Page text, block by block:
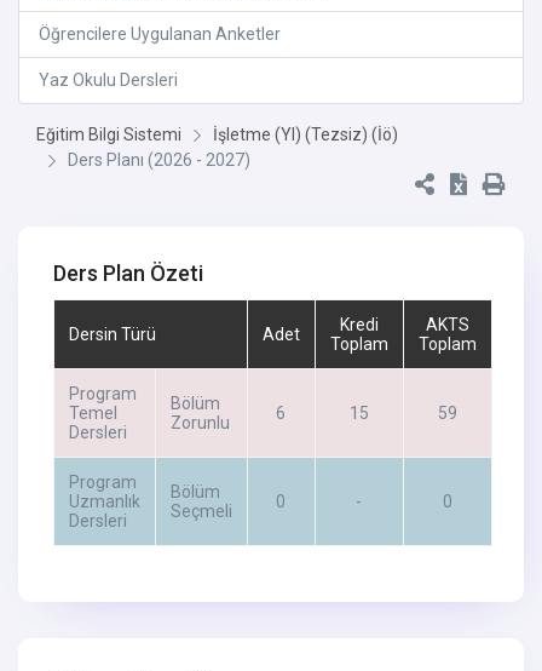
Öğrencilere Uygulanan Anketler
Yaz Okulu Dersleri
Eğitim Bilgi Sistemi
İşletme (Yl) (Tezsiz) (İö)
Ders Planı (2026 - 2027)
Ders Plan Özeti
Dersin Türü Adet
Kredi
Toplam
AKTS
Toplam
Program
Temel
Dersleri
Bölüm
Zorunlu
6 15 59
Program
Uzmanlık
Dersleri
Bölüm
Seçmeli
0 - 0